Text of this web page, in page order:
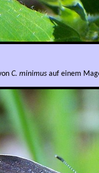
C. minimus auf einem